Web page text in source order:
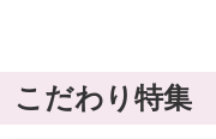
こだわり特集